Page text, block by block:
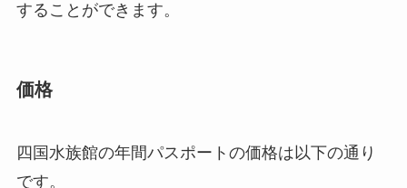
することができます。
価格
四国水族館の年間パスポートの価格は以下の通り
です。